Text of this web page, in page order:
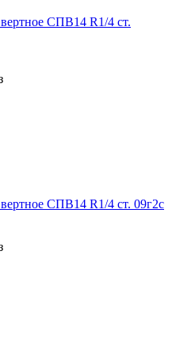
СПВ14 R1/4 ст.
СПВ14 R1/4 ст. 09г2с